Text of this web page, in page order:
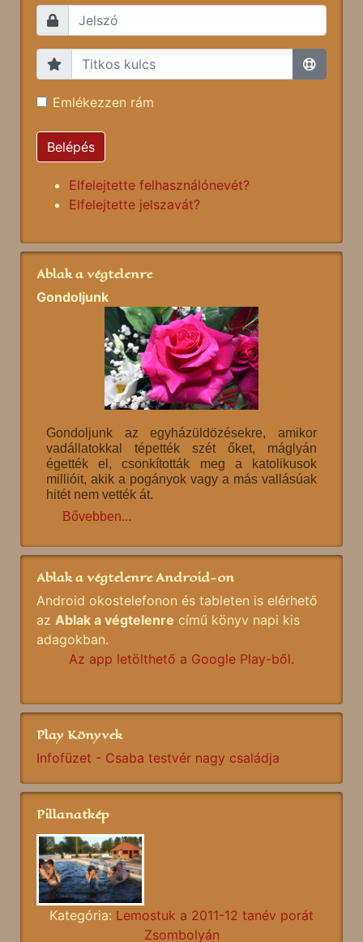
Emlékezzen rám
Belépés
Elfelejtette felhasználónevét?
Elfelejtette jelszavát?
Ablak a végtelenre
Gondoljunk
Gondoljunk az egyházüldözésekre, amikor
vadállatokkal tépették szét őket, máglyán
égették el, csonkították meg a katolikusok
millióit, akik a pogányok vagy a más vallásúak
hitét nem vették át.
Bővebben...
Ablak a végtelenre Android-on
Android okostelefonon és tableten is elérhető
az Ablak a végtelenre című könyv napi kis
adagokban.
Az app letölthető a Google Play-ből.
Play Könyvek
Infofüzet - Csaba testvér nagy családja
Pillanatkép
Kategória: Lemostuk a 2011-12 tanév porát
Zsombolyán